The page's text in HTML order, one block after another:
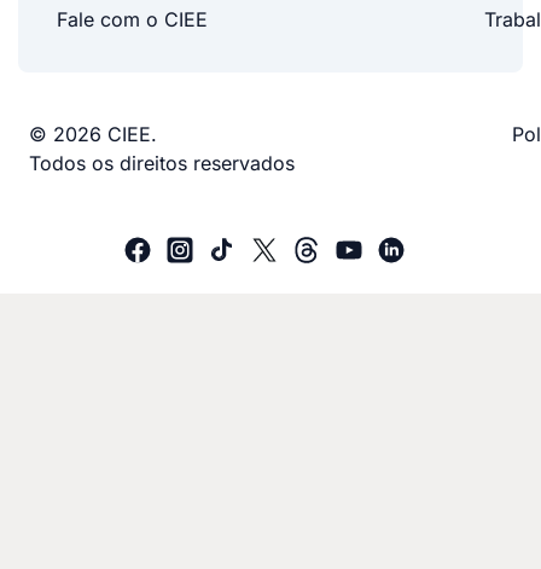
Fale com o CIEE
© 2026 CIEE.
Todos os direitos reservados